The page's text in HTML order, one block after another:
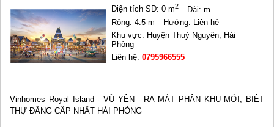
Diện tích SD: 0 m2
Dài: m
Rộng: 4.5 m
Hướng: Liên hệ
Khu vực: Huyện Thuỷ Nguyên, Hải
Phòng
Liên hệ:0795966555
Vinhomes Royal Island - VŨ YÊN - RA MẮT PHÂN KHU MỚI, BIỆT
THỰ ĐẲNG CẤP NHẤT HẢI PHÒNG